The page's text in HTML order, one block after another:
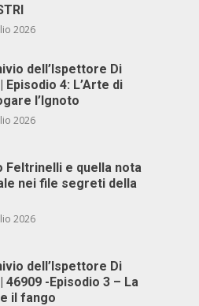
2026
dell’Ispettore Di
Episodio 4: L’Arte di
l’Ignoto
2026
Feltrinelli e quella nota
nei file segreti della
2026
dell’Ispettore Di
46909 -Episodio 3 – La
il fango